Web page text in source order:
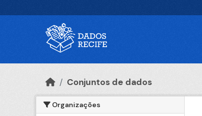
Conjuntos de dados
Organizações